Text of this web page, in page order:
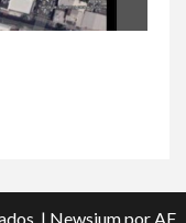
| Newsiumpor AF